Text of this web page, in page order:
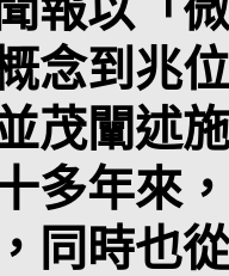
念到兆
茂闡述
多年來
同時也